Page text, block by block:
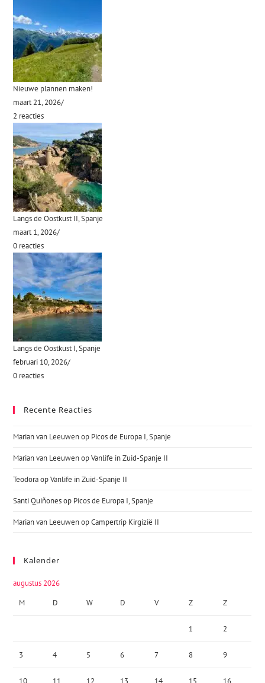
Nieuwe plannen maken!
maart 21, 2026/
2 reacties
Langs de Oostkust II, Spanje
maart 1, 2026/
0 reacties
Langs de Oostkust I, Spanje
februari 10, 2026/
0 reacties
Recente Reacties
Marian van Leeuwenop Picos de Europa I, Spanje
Marian van LeeuwenopVanlife in Zuid-Spanje II
TeodoraopVanlife in Zuid-Spanje II
Santi Quiñonesop Picos de Europa I, Spanje
Marian van LeeuwenopCampertrip Kirgizië II
Kalender
augustus 2026
M
D W D V Z Z
1 2
3 4 5 6 7 8 9
10 11 12 13 14 15 16